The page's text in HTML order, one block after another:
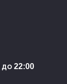
до 22:00